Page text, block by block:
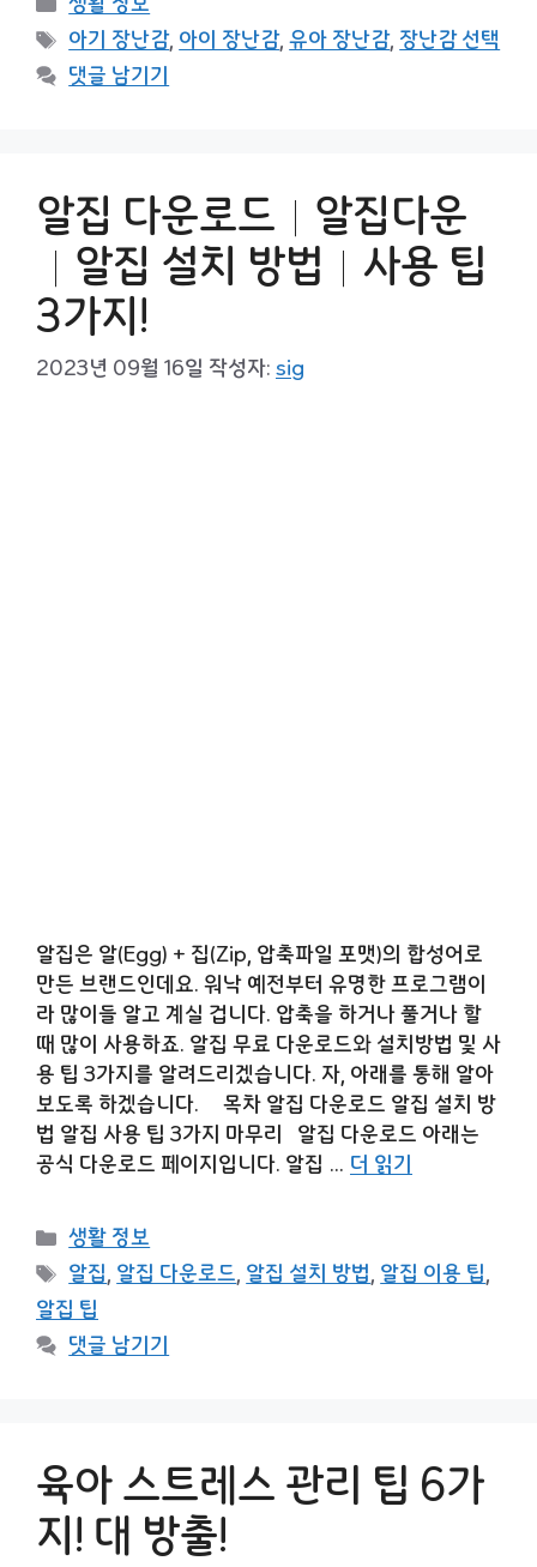
테
고
리
태
그
아기 장난감, 아이 장난감,유아 장난감, 장난감 선택
댓글 남기기
알집 다운로드│알집다운
│알집 설치 방법│사용 팁
3가지!
2023년 09월 16일 작성자: sig
알집은 알(Egg) + 집(Zip, 압축파일 포맷)의 합성어로
만든 브랜드인데요. 워낙 예전부터 유명한 프로그램이
라 많이들 알고 계실 겁니다. 압축을 하거나 풀거나 할
때 많이 사용하죠. 알집 무료 다운로드와 설치방법 및 사
용 팁 3가지를 알려드리겠습니다. 자, 아래를 통해 알아
보도록 하겠습니다. 목차 알집 다운로드 알집 설치 방
법 알집 사용 팁 3가지 마무리 알집 다운로드 아래는
공식 다운로드 페이지입니다. 알집 … 더 읽기
카
테
고
리
생활 정보
태
그
알집, 알집 다운로드, 알집 설치 방법, 알집 이용 팁,
알집 팁
댓글 남기기
육아 스트레스 관리 팁 6가
지! 대 방출!